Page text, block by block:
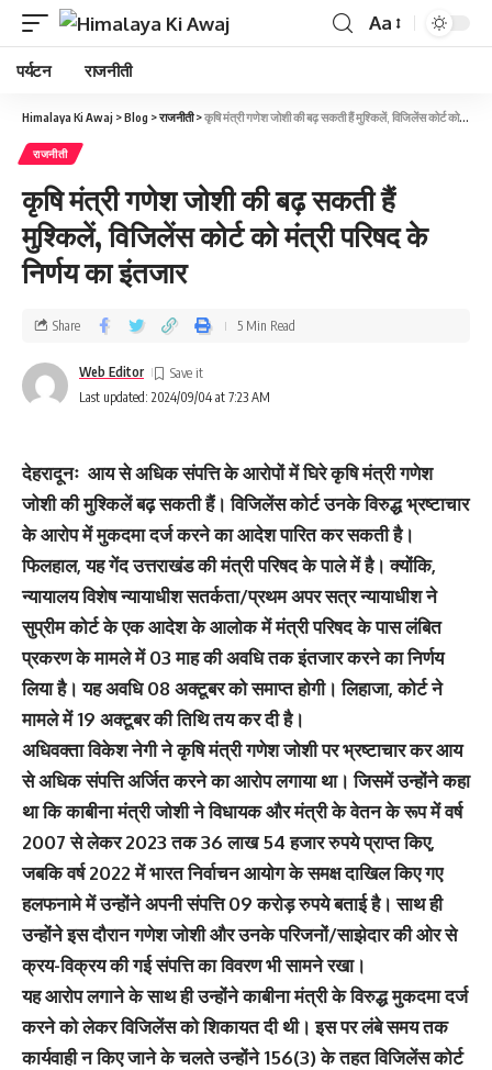
Aa
पर्यटन राजनीती
Himalaya Ki Awaj >Blog >राजनीती>कृषि मंत्री गणेश जोशी की बढ़ सकती हैं मुश्किलें, विजिलेंस कोर्ट को मंत्री परिषद के निर्णय का इंतजार
राजनीती
कृषि मंत्री गणेश जोशी की बढ़ सकती हैं
मुश्किलें, विजिलेंस कोर्ट को मंत्री परिषद के
निर्णय का इंतजार
Last updated: 2024/09/04 at 7:23 AM
Web Editor
Share 5 Min Read
देहरादूनः आय से अधिक संपत्ति के आरोपों में घिरे कृषि मंत्री गणेश
जोशी की मुश्किलें बढ़ सकती हैं। विजिलेंस कोर्ट उनके विरुद्ध भ्रष्टाचार
के आरोप में मुकदमा दर्ज करने का आदेश पारित कर सकती है।
फिलहाल, यह गेंद उत्तराखंड की मंत्री परिषद के पाले में है। क्योंकि,
न्यायालय विशेष न्यायाधीश सतर्कता/प्रथम अपर सत्र न्यायाधीश ने
सुप्रीम कोर्ट के एक आदेश के आलोक में मंत्री परिषद के पास लंबित
प्रकरण के मामले में 03 माह की अवधि तक इंतजार करने का निर्णय
लिया है। यह अवधि 08 अक्टूबर को समाप्त होगी। लिहाजा, कोर्ट ने
मामले में 19 अक्टूबर की तिथि तय कर दी है।
अधिवक्ता विकेश नेगी ने कृषि मंत्री गणेश जोशी पर भ्रष्टाचार कर आय
से अधिक संपत्ति अर्जित करने का आरोप लगाया था। जिसमें उन्होंने कहा
था कि काबीना मंत्री जोशी ने विधायक और मंत्री के वेतन के रूप में वर्ष
2007 से लेकर 2023 तक 36 लाख 54 हजार रुपये प्राप्त किए,
जबकि वर्ष 2022 में भारत निर्वाचन आयोग के समक्ष दाखिल किए गए
हलफनामे में उन्होंने अपनी संपत्ति 09 करोड़ रुपये बताई है। साथ ही
उन्होंने इस दौरान गणेश जोशी और उनके परिजनों/साझेदार की ओर से
क्रय-विक्रय की गई संपत्ति का विवरण भी सामने रखा।
यह आरोप लगाने के साथ ही उन्होंने काबीना मंत्री के विरुद्ध मुकदमा दर्ज
करने को लेकर विजिलेंस को शिकायत दी थी। इस पर लंबे समय तक
कार्यवाही न किए जाने के चलते उन्होंने 156(3) के तहत विजिलेंस कोर्ट